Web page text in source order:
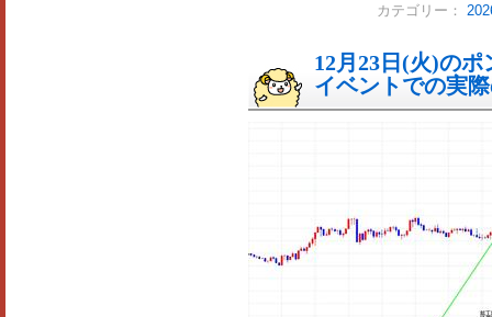
カテゴリー：
12月23日(火)の
イベントでの実